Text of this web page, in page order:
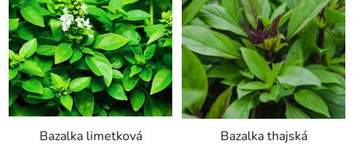
Bazalka limetková Bazalka thajská